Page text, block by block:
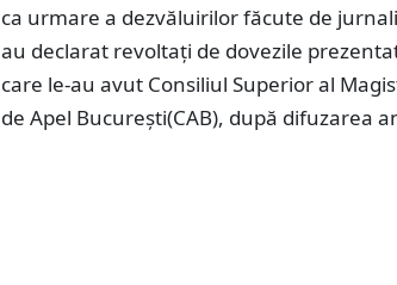
ca urmare a dezvăluirilor făcute de
au declarat revoltați de dovezile
care le-au avut Consiliul Superior al
de Apel București(CAB), după difuzarea